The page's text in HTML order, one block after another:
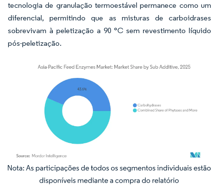
tecnologia de granulação termoestável permanece como um
diferencial, permitindo que as misturas de carboidrases
sobrevivam à peletização a 90 °C sem revestimento líquido
pós-peletização.
Imagem © Mordor Intelligence. O reuso requer atribuição conforme CC BY 4.0.